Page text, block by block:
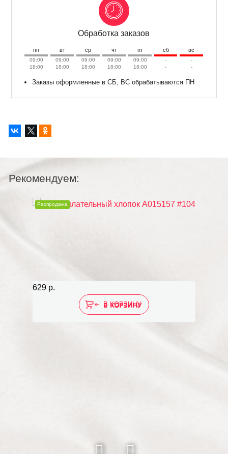
Обработка заказов
пн вт ср чт пт сб вс
09:00
18:00
09:00
18:00
09:00
18:00
09:00
18:00
09:00
18:00
-
-
-
-
Заказы оформленные в СБ, ВС обрабатываются ПН
Рекомендуем:
629 р.
Распродажа
В КОРЗИНУ